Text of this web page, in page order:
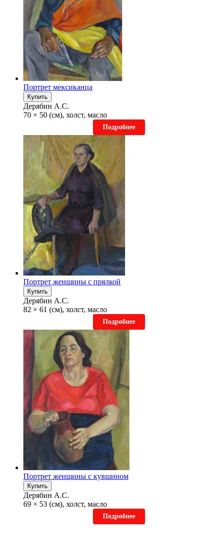
Портрет мексиканца
Купить
Дерябин А.С.
70 × 50 (см), холст, масло
Подробнее
Портрет женщины с прялкой
Купить
Дерябин А.С.
82 × 61 (см), холст, масло
Подробнее
Портрет женщины с кувшином
Купить
Дерябин А.С.
69 × 53 (см), холст, масло
Подробнее